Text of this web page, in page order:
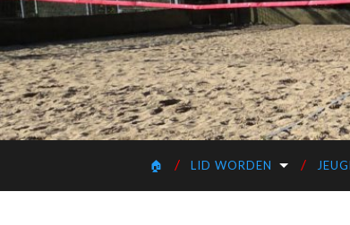
🏠 LID WORDEN